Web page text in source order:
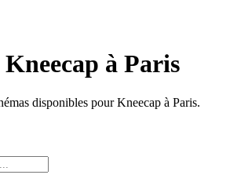
Kneecap à Paris
disponibles pour Kneecap à Paris.